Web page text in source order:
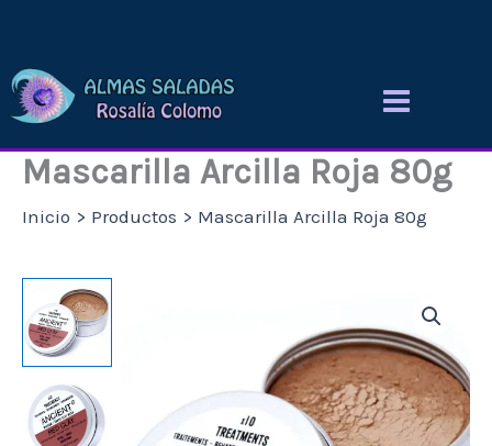
contenido
Mascarilla Arcilla Roja 80g
Inicio Productos Mascarilla Arcilla Roja 80g
Mascarilla
Arcilla
Roja
80g